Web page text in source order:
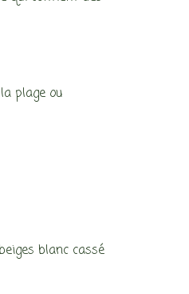
plage ou
blanc cassé